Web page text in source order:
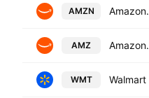
AMZN
AMZ
WMT Walmart